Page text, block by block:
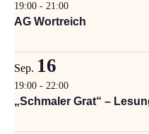
19:00 - 21:00
AG Wortreich
Sep. 16
19:00 - 22:00
„Schmaler Grat“ –